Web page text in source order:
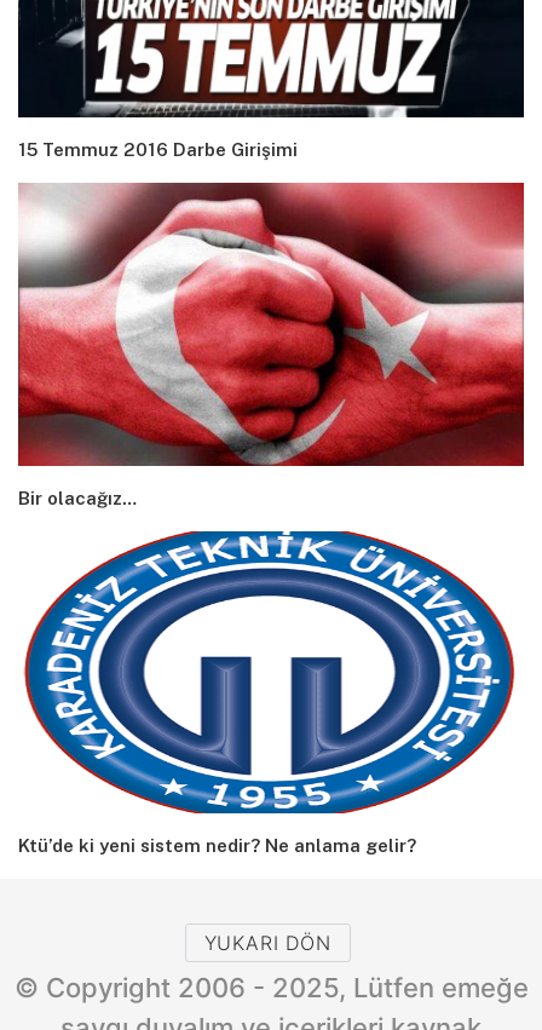
15 Temmuz 2016 Darbe Girişimi
Bir olacağız…
Ktü’de ki yeni sistem nedir? Ne anlama gelir?
YUKARI DÖN
© Copyright 2006 - 2025, Lütfen emeğe